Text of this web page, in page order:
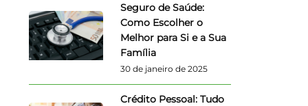
Seguro de Saúde:
Como Escolher o
Melhor para Si e a Sua
Família
30 de janeiro de 2025
Crédito Pessoal: Tudo